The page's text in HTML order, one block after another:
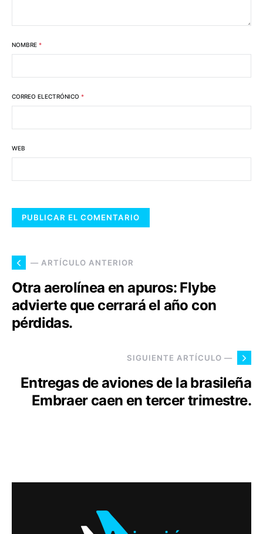
NOMBRE *
CORREO ELECTRÓNICO *
WEB
— ARTÍCULO ANTERIOR
Otra aerolínea en apuros: Flybe
advierte que cerrará el año con
pérdidas.
SIGUIENTE ARTÍCULO —
Entregas de aviones de la brasileña
Embraer caen en tercer trimestre.